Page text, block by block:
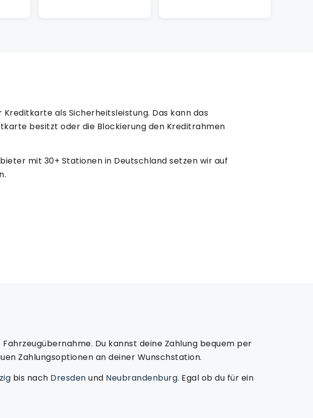
als Sicherheitsleistung. Das kann das
besitzt oder die Blockierung den Kreditrahmen
mit 30+ Stationen in Deutschland setzen wir auf
Du kannst deine Zahlung bequem per
Zahlungsoptionen an deiner Wunschstation.
bis nach Dresden und Neubrandenburg. Egal ob du für ein